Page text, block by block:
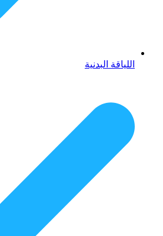
اللياقة البدنية